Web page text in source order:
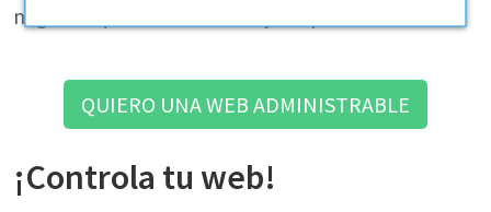
negocios que buscan crecer y adaptarse.
QUIERO UNA WEB ADMINISTRABLE
¡Controla tu web!